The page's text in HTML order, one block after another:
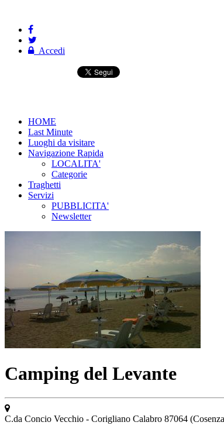
Accedi
HOME
Last Minute
Luoghi da visitare
Navigazione Rapida
LOCALITA'
Categorie
Traghetti
Servizi
PUBBLICITA'
Newsletter
Camping del Levante
C.da Concio Vecchio - Corigliano Calabro 87064